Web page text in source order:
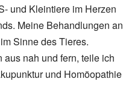
und Kleintiere im Herzen
Meine Behandlungen an
Sinne des Tieres.
nah und fern, teile ich
und Homöopathie